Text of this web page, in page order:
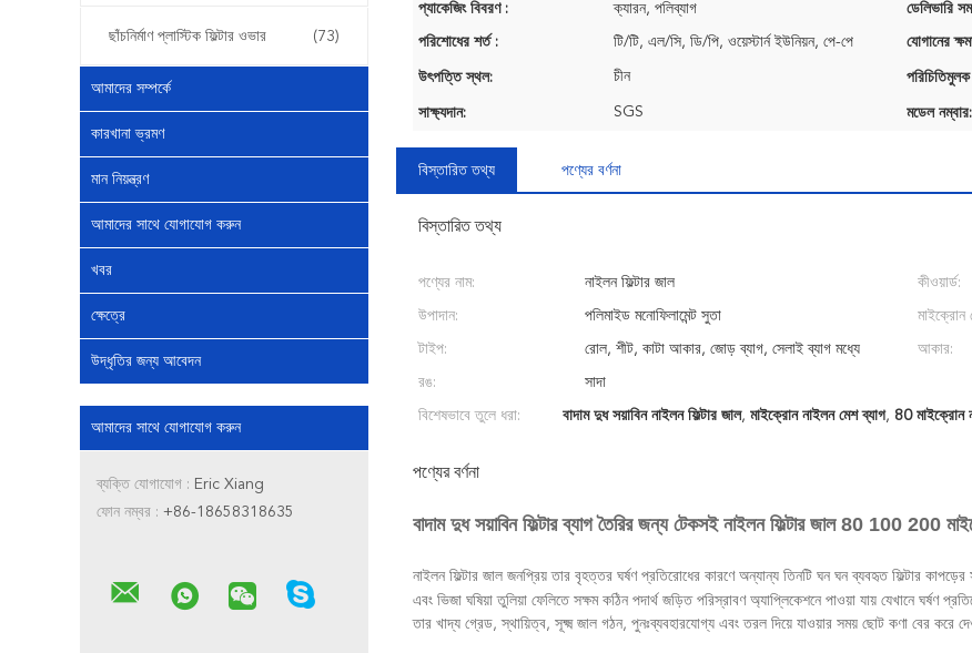
ছাঁচনির্মাণ প্লাস্টিক ফিল্টার ওভার (73)
আমাদের সম্পর্কে
কারখানা ভ্রমণ
মান নিয়ন্ত্রণ
আমাদের সাথে যোগাযোগ করুন
খবর
ক্ষেত্রে
উদ্ধৃতির জন্য আবেদন
আমাদের সাথে যোগাযোগ করুন
ব্যক্তি যোগাযোগ : Eric Xiang
ফোন নম্বর : +86-18658318635
প্যাকেজিং বিবরণ : ক্যারন, পলিব্যাগ ডেলিভারি
পরিশোধের শর্ত : টি/টি, এল/সি, ডি/পি, ওয়েস্টার্ন ইউনিয়ন, পে-পে যোগানের
উৎপত্তি স্থল: চীন পরিচিতিমুলক
সাক্ষ্যদান: SGS মডেল নম্বার:
বিস্তারিত তথ্য পণ্যের বর্ণনা
বিস্তারিত তথ্য
পণ্যের নাম: নাইলন ফিল্টার জাল কীওয়ার্ড:
উপাদান: পলিমাইড মনোফিলামেন্ট সুতা মাইক্রোন
টাইপ: রোল, শীট, কাটা আকার, জোড় ব্যাগ, সেলাই ব্যাগ মধ্যে আকার:
রঙ: সাদা
বিশেষভাবে তুলে ধরা: বাদাম দুধ সয়াবিন নাইলন ফিল্টার জাল, মাইক্রোন নাইলন মেশ ব্যাগ, 80 মাইক্রোন
পণ্যের বর্ণনা
বাদাম দুধ সয়াবিন ফিল্টার ব্যাগ তৈরির জন্য টেকসই নাইলন ফিল্টার জাল 80 100 200
নাইলন ফিল্টার জাল জনপ্রিয় তার বৃহত্তর ঘর্ষণ প্রতিরোধের কারণে অন্যান্য তিনটি ঘন ঘন ব্যবহৃত ফিল্টার
এবং ভিজা ঘষিয়া তুলিয়া ফেলিতে সক্ষম কঠিন পদার্থ জড়িত পরিস্রাবণ অ্যাপ্লিকেশনে পাওয়া যায় যেখানে ঘর্ষণ
তার খাদ্য গ্রেড, স্থায়িত্ব, সূক্ষ্ম জাল গঠন, পুনঃব্যবহারযোগ্য এবং তরল দিয়ে যাওয়ার সময় ছোট কণা বের করে